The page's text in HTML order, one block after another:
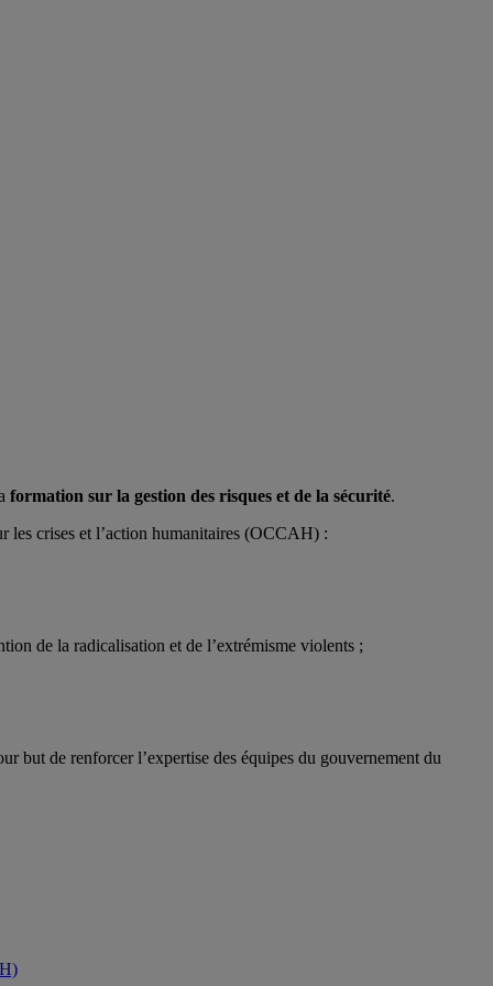
formation sur la gestion des risques et de la sécurité.
les crises et l’action humanitaires (OCCAH) :
de la radicalisation et de l’extrémisme violents ;
but de renforcer l’expertise des équipes du gouvernement du